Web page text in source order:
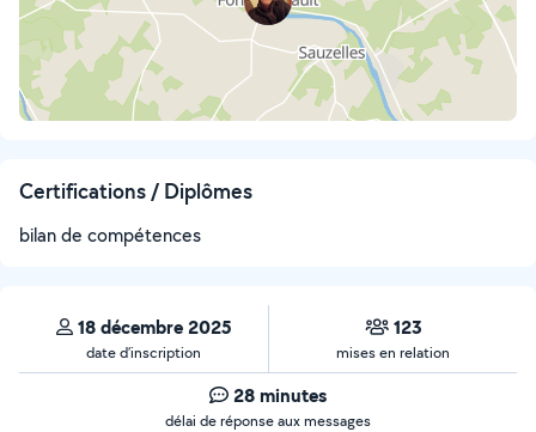
Certifications / Diplômes
bilan de compétences
18 décembre 2025
date d’inscription
123
mises en relation
28 minutes
délai de réponse aux messages